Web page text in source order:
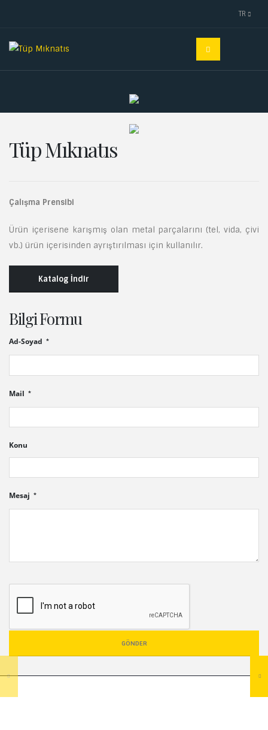
TR
Tüp Mıknatıs
Çalışma Prensibi
Ürün içerisene karışmış olan metal parçalarını (tel, vida, çivi
vb.) ürün içerisinden ayrıştırılması için kullanılır.
Katalog İndir
Bilgi Formu
Ad-Soyad
Mail
Konu
Mesaj
GÖNDER